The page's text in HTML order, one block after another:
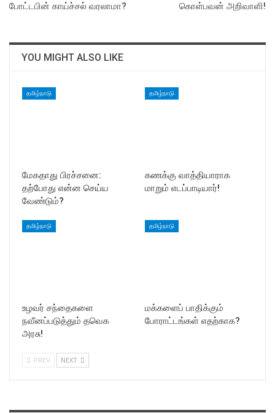
போட்டபின் காய்ச்சல் வரலாமா?
கொள்பவன் அறிவாளி!
YOU MIGHT ALSO LIKE
தமிழ்நாடு
மேகதாது பிரச்சனை:
தற்போது என்ன செய்ய
வேண்டும்?
தமிழ்நாடு
கணக்கு வாத்தியாராக
மாறும் எடப்பாடியார்!
தமிழ்நாடு
உழவர் சந்தைகளை
நவீனப்படுத்தும் தவெக
அரசு!
தமிழ்நாடு
மக்களைப் பாதிக்கும்
போராட்டங்கள் எதற்காக?
PREV NEXT